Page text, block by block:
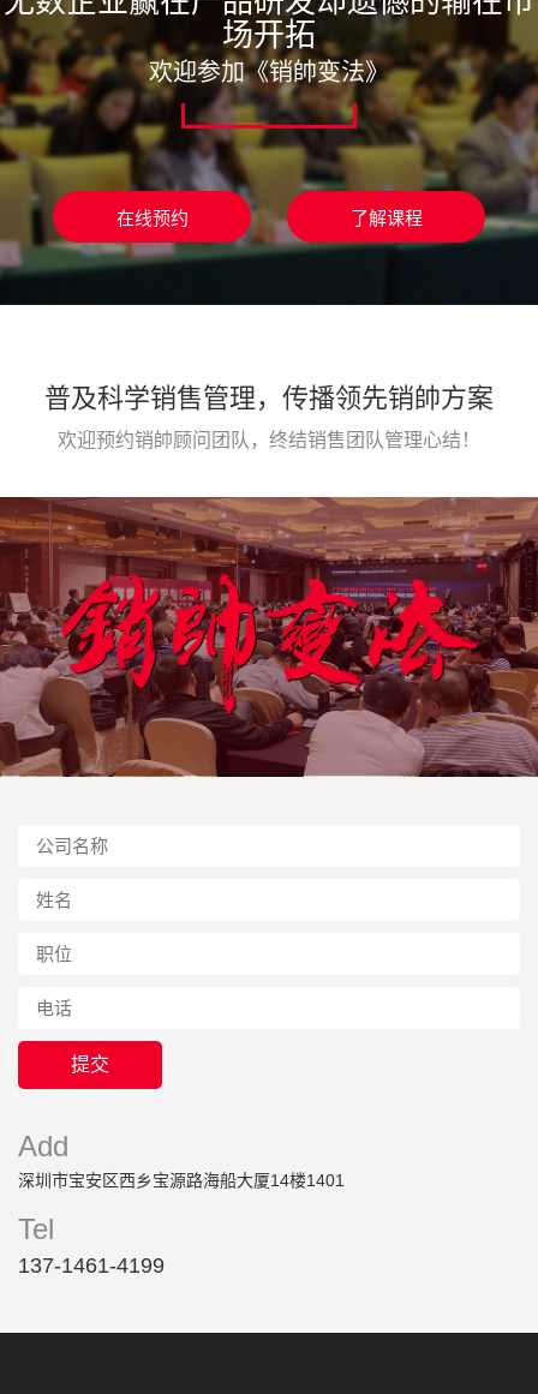
场开拓
欢迎参加《销帥变法》
在线预约 了解课程
普及科学销售管理，传播领先销帥方案
欢迎预约销帥顾问团队，终结销售团队管理心结！
Add
深圳市宝安区西乡宝源路海船大厦14楼1401
Tel
137-1461-4199